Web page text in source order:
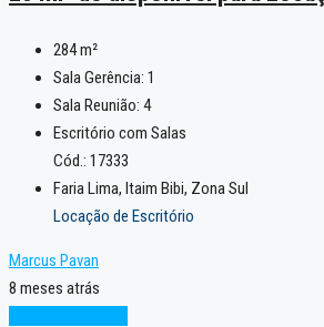
284m²
Sala Gerência: 1
Sala Reunião: 4
Escritório com Salas
Cód.: 17333
Faria Lima, Itaim Bibi, Zona Sul
Locação de Escritório
Marcus Pavan
8 meses atrás